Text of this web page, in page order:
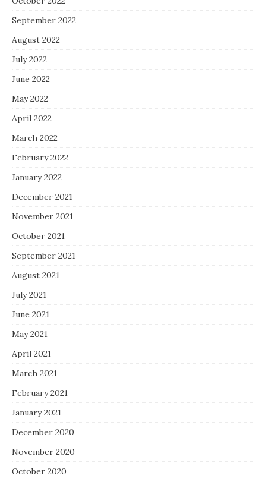
September 2022
August 2022
July 2022
June 2022
May 2022
April 2022
March 2022
February 2022
January 2022
December 2021
November 2021
October 2021
September 2021
August 2021
July 2021
June 2021
May 2021
April 2021
March 2021
February 2021
January 2021
December 2020
November 2020
October 2020